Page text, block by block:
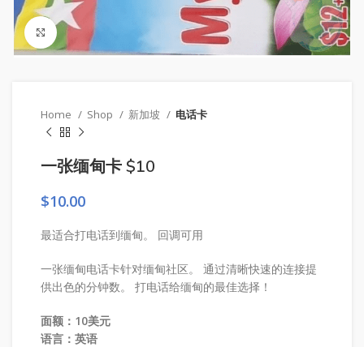
Click to enlarge
Home Shop 新加坡 电话卡
一张缅甸卡 $10
$10.00
最适合打电话到缅甸。 回调可用
一张缅甸电话卡针对缅甸社区。 通过清晰快速的连接提
供出色的分钟数。 打电话给缅甸的最佳选择！
面额：10美元
语言：英语